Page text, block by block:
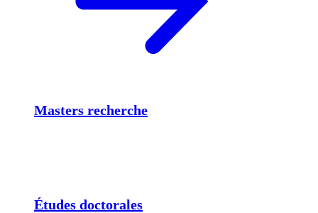
Masters recherche
Études doctorales